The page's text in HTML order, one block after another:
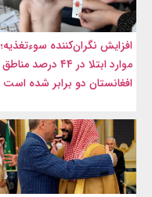
افزایش نگران‌کننده سوءتغذیه؛
موارد ابتلا در ۴۴ درصد مناطق
افغانستان دو برابر شده است